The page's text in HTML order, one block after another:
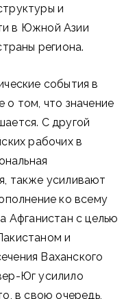
и
в Южной Азии
региона.
события в
о том, что значение
С другой
рабочих в
также усиливают
ко всему
Афганистан с целью
и
Ваханского
Юг усилило
в свою очередь,